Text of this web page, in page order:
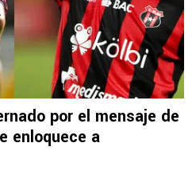
por el mensaje de
enloquece a